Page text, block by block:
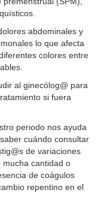
abdominales y
lo que afecta
colores entre
al ginecólog@ para
si fuera
periodo nos ayuda
cuándo consultar
de variaciones
cantidad o
de coágulos
repentino en el